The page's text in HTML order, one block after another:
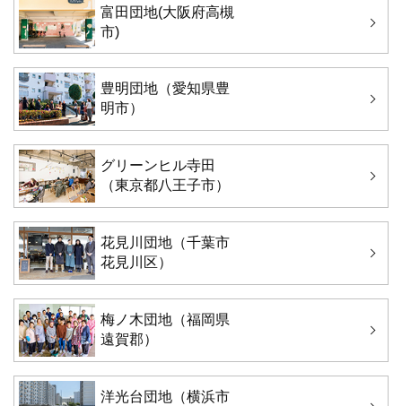
富田団地(大阪府高槻
市)
豊明団地（愛知県豊
明市）
グリーンヒル寺田
（東京都八王子市）
花見川団地（千葉市
花見川区）
梅ノ木団地（福岡県
遠賀郡）
洋光台団地（横浜市